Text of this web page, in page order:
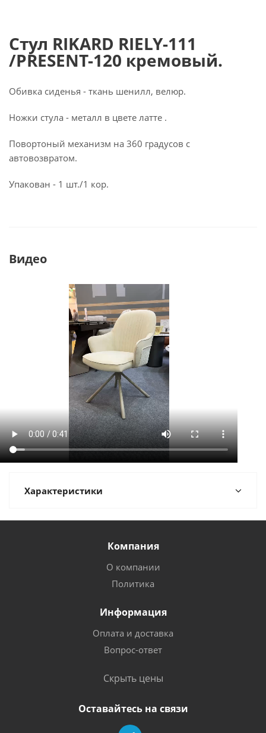
Стул RIKARD RIELY-111
/PRESENT-120 кремовый.
Обивка сиденья - ткань шенилл, велюр.
Ножки стула - металл в цвете латте .
Повортоный механизм на 360 градусов с
автовозвратом.
Упакован - 1 шт./1 кор.
Видео
Характеристики
Компания
О компании
Политика
Информация
Оплата и доставка
Вопрос-ответ
Скрыть цены
Оставайтесь на связи